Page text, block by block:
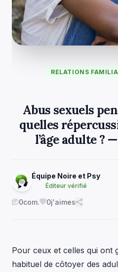
RELATIONS
Abus sexuels
quelles
l’âge adulte ?
Équipe Noire et Psy
Éditeur vérifié
0com. 0j'aimes
Pour ceux et celles qui ont
habituel de côtoyer des